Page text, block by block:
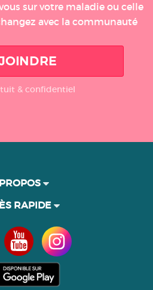
sur votre maladie ou celle
avec la communauté
& confidentiel
RAPIDE